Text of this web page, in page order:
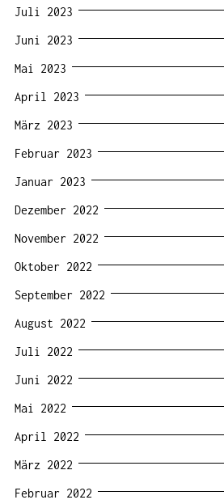
Juli 2023
Juni 2023
Mai 2023
April 2023
März 2023
Februar 2023
Januar 2023
Dezember 2022
November 2022
Oktober 2022
September 2022
August 2022
Juli 2022
Juni 2022
Mai 2022
April 2022
März 2022
Februar 2022